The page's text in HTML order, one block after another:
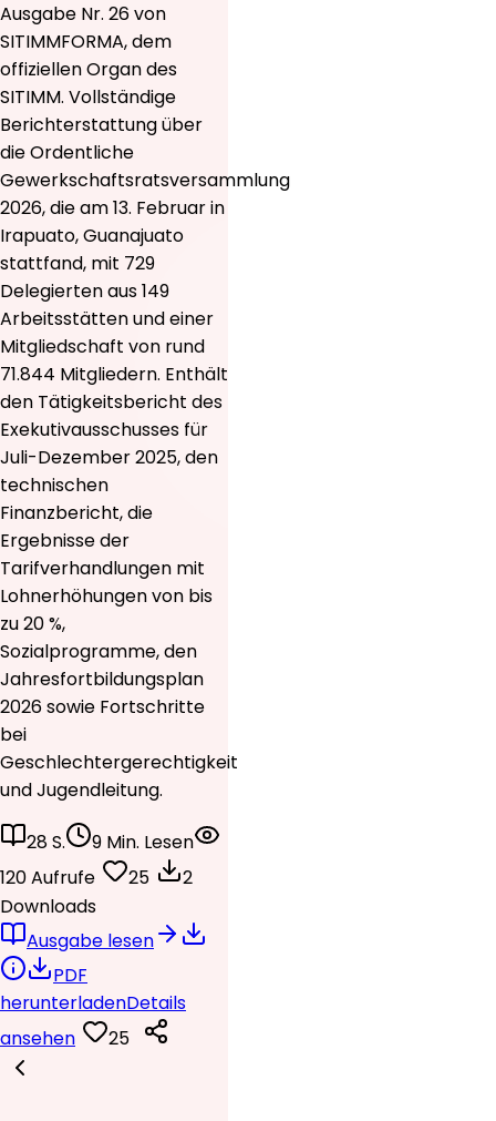
Ausgabe Nr. 26 von
SITIMMFORMA, dem
offiziellen Organ des
SITIMM. Vollständige
Berichterstattung über
die Ordentliche
Gewerkschaftsratsversammlung
2026, die am 13. Februar in
Irapuato, Guanajuato
stattfand, mit 729
Delegierten aus 149
Arbeitsstätten und einer
Mitgliedschaft von rund
71.844 Mitgliedern. Enthält
den Tätigkeitsbericht des
Exekutivausschusses für
Juli-Dezember 2025, den
technischen
Finanzbericht, die
Ergebnisse der
Tarifverhandlungen mit
Lohnerhöhungen von bis
zu 20 %,
Sozialprogramme, den
Jahresfortbildungsplan
2026 sowie Fortschritte
bei
Geschlechtergerechtigkeit
und Jugendleitung.
28 S.
9 Min. Lesen
120 Aufrufe
25
2
Downloads
Ausgabe lesen
PDF
herunterladenDetails
ansehen
25